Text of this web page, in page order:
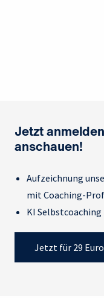
Jetzt
anschauen!
Aufzeichnung
mit Coaching-
KI
Jetzt für 29